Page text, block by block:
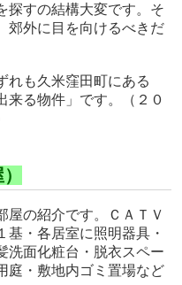
探すの結構大変です。そ
郊外に目を向けるべきだ
れも久米窪田町にある
来る物件」です。（２０
屋の紹介です。ＣＡＴＶ
基・各居室に照明器具・
洗面化粧台・脱衣スペー
庭・敷地内ゴミ置場など